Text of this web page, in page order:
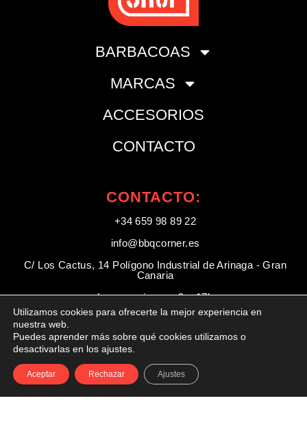
BARBACOAS
MARCAS
ACCESORIOS
CONTACTO
CONTACTO:
+34 659 98 89 22
info@bbqcorner.es​
C/ Los Cactus, 14 Polígono Industrial de Arinaga - Gran
Canaria
Lunes a viernes: 9 a 17h
Sábados: 9 a 14:00h
Designed by Owl Studios
Aviso legal Política de privacidad Política de cookies
Utilizamos cookies para ofrecerte la mejor experiencia en
nuestra web.
Puedes aprender más sobre qué cookies utilizamos o
desactivarlas en los ajustes.
Aceptar Rechazar Ajustes